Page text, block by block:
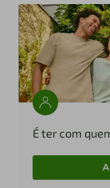
É ter com